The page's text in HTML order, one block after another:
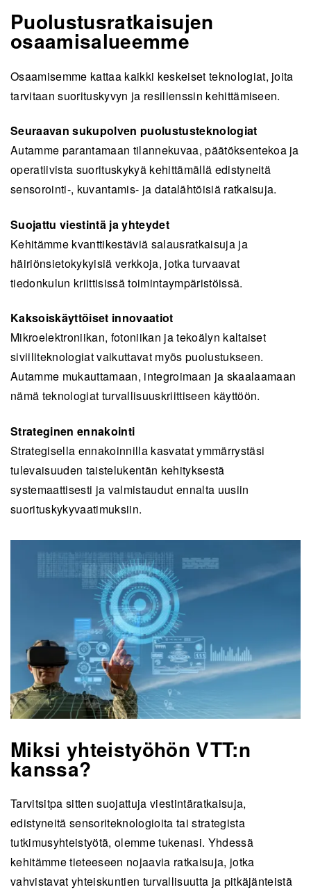
Puolustusratkaisujen
osaamisalueemme
Osaamisemme kattaa kaikki keskeiset teknologiat, joita
tarvitaan suorituskyvyn ja resilienssin kehittämiseen.
Seuraavan sukupolven puolustusteknologiat
Autamme parantamaan tilannekuvaa, päätöksentekoa ja
operatiivista suorituskykyä kehittämällä edistyneitä
sensorointi-, kuvantamis- ja datalähtöisiä ratkaisuja.
Suojattu viestintä ja yhteydet
Kehitämme kvanttikestäviä salausratkaisuja ja
häiriönsietokykyisiä verkkoja, jotka turvaavat
tiedonkulun kriittisissä toimintaympäristöissä.
Kaksoiskäyttöiset innovaatiot
Mikroelektroniikan, fotoniikan ja tekoälyn kaltaiset
siviiliteknologiat vaikuttavat myös puolustukseen.
Autamme mukauttamaan, integroimaan ja skaalaamaan
nämä teknologiat turvallisuuskriittiseen käyttöön.
Strateginen ennakointi
Strategisella ennakoinnilla kasvatat ymmärrystäsi
tulevaisuuden taistelukentän kehityksestä
systemaattisesti ja valmistaudut ennalta uusiin
suorituskykyvaatimuksiin.
Miksi yhteistyöhön VTT:n
kanssa?
Tarvitsitpa sitten suojattuja viestintäratkaisuja,
edistyneitä sensoriteknologioita tai strategista
tutkimusyhteistyötä, olemme tukenasi. Yhdessä
kehitämme tieteeseen nojaavia ratkaisuja, jotka
vahvistavat yhteiskuntien turvallisuutta ja pitkäjänteistä